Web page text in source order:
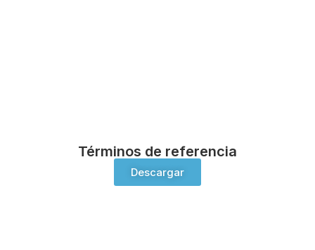
Términos de referencia
Descargar